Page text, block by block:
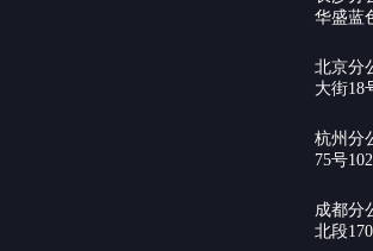
华盛蓝
北京分
大街18
杭州分
75号
成都分
北段